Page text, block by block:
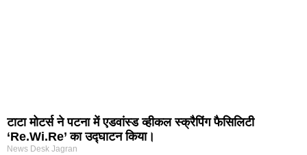
टाटा मोटर्स ने पटना में एडवांस्ड व्हीकल स्क्रैपिंग फैसिलिटी
‘Re.Wi.Re’ का उद्घाटन किया।
News Desk Jagran